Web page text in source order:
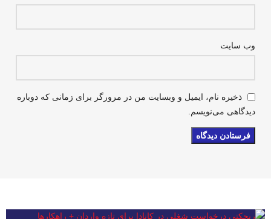
وب‌ سایت
ذخیره نام، ایمیل و وبسایت من در مرورگر برای زمانی که دوباره
دیدگاهی می‌نویسم.